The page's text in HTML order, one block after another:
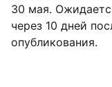
30 мая.
через 10 дней
опубликования.